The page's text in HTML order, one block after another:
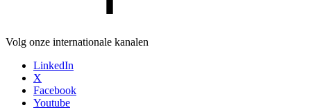
Volg onze internationale kanalen
LinkedIn
X
Facebook
Youtube